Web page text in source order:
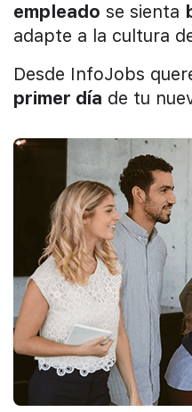
empleado se sienta
adapte a la cultura
Desde InfoJobs
primer día de tu